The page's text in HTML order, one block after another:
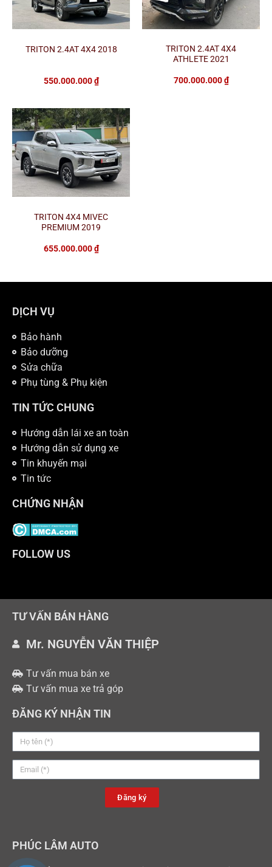
TRITON 2.4AT 4X4 2018
550.000.000₫
TRITON 2.4AT 4X4
ATHLETE 2021
700.000.000₫
TRITON 4X4 MIVEC
PREMIUM 2019
655.000.000₫
DỊCH VỤ
Bảo hành
Bảo dưỡng
Sửa chữa
Phụ tùng & Phụ kiện
TIN TỨC CHUNG
Hướng dẫn lái xe an toàn
Hướng dẫn sử dụng xe
Tin khuyến mại
Tin tức
CHỨNG NHẬN
FOLLOW US
TƯ VẤN BÁN HÀNG
Mr. NGUYỄN VĂN THIỆP
Tư vấn mua bán xe
Tư vấn mua xe trả góp
ĐĂNG KÝ NHẬN TIN
Đăng ký
PHÚC LÂM AUTO